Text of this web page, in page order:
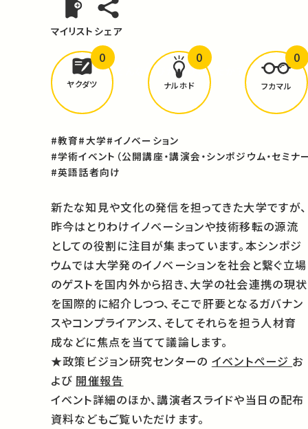
マイリスト シェア
どんな学びがありましたか？
ヤクダツ
0
ナルホド
0
フカマル
0
#教育#大学#イノベーション
#学術イベント（公開講座・講演会・シンポジウム・セミナ
#英語話者向け
新たな知見や文化の発信を担ってきた大学ですが、
昨今はとりわけイノベーションや技術移転の源流
としての役割に注目が集まっています。本シンポジ
ウムでは大学発のイノベーションを社会と繋ぐ立場
のゲストを国内外から招き、大学の社会連携の現状
を国際的に紹介しつつ、そこで肝要となるガバナン
スやコンプライアンス、そしてそれらを担う人材育
成などに焦点を当てて議論します。
★政策ビジョン研究センターの イベントページ お
よび 開催報告
イベント詳細のほか、講演者スライドや当日の配布
資料などもご覧いただけます。